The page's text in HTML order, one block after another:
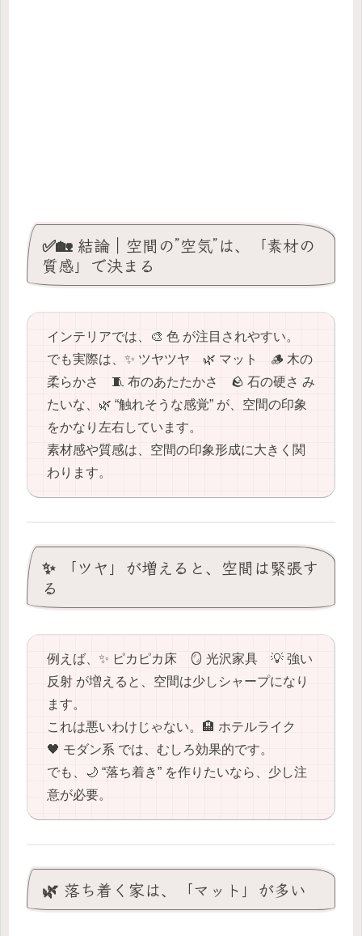
✅🏡 結論｜空間の”空気”は、「素材の
質感」で決まる
インテリアでは、🎨 色 が注目されやすい。
でも実際は、✨ ツヤツヤ 🌿 マット 🪵 木の
柔らかさ 🧵 布のあたたかさ 🪨 石の硬さ み
たいな、🌿 “触れそうな感覚” が、空間の印象
をかなり左右しています。
素材感や質感は、空間の印象形成に大きく関
わります。
✨ 「ツヤ」が増えると、空間は緊張す
る
例えば、✨ ピカピカ床 🪞 光沢家具 💡 強い
反射 が増えると、空間は少しシャープになり
ます。
これは悪いわけじゃない。🏨 ホテルライク
🖤 モダン系 では、むしろ効果的です。
でも、🌙 “落ち着き” を作りたいなら、少し注
意が必要。
🌿 落ち着く家は、「マット」が多い